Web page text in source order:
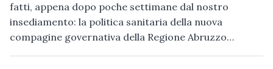
fatti, appena dopo poche settimane dal nostro
insediamento: la politica sanitaria della nuova
compagine governativa della Regione Abruzzo…